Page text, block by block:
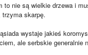
to nie są wielkie drzewa i
trzyma skarpę.
wystaje jakieś
ale serbskie generalnie